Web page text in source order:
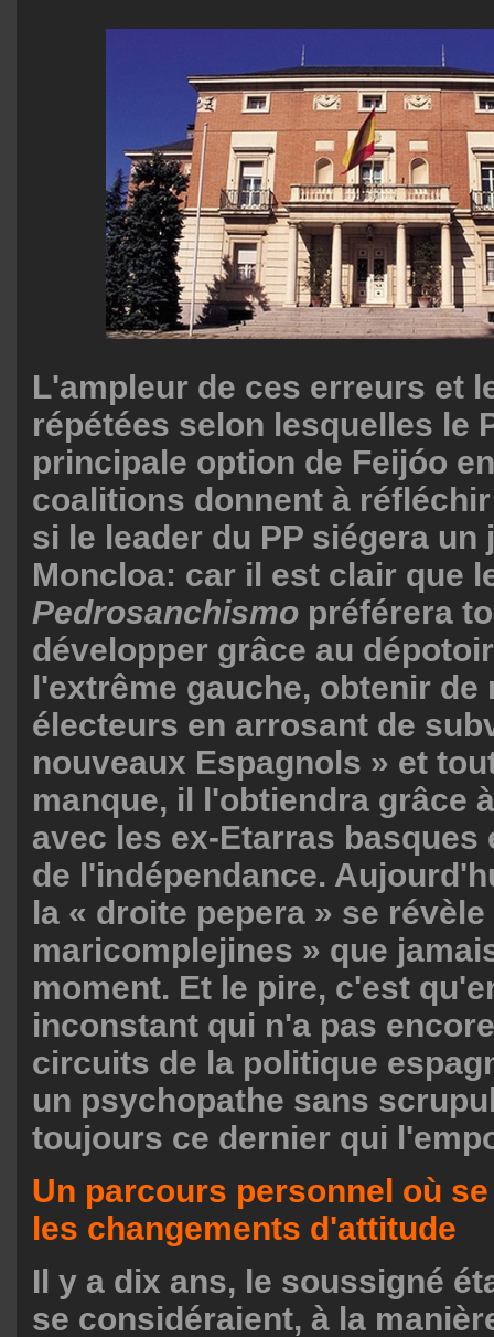
L'ampleur de ces erreurs et
répétées selon lesquelles le
principale option de Feijóo
coalitions donnent à
si le leader du PP siégera un
Moncloa: car il est clair que
Pedrosanchismo préférera
développer grâce au
l'extrême gauche, obtenir de
électeurs en arrosant de
nouveaux Espagnols » et
manque, il l'obtiendra grâce
avec les ex-Etarras basques
de l'indépendance.
la « droite pepera » se
maricomplejines » que
moment. Et le pire, c'est
inconstant qui n'a pas
circuits de la politique
un psychopathe sans
toujours ce dernier qui
Un parcours personnel où
les changements d'attitude
Il y a dix ans, le soussigné
se considéraient, à la